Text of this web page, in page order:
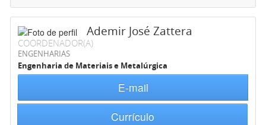
Ademir José Zattera
COORDENADOR(A)
ENGENHARIAS
Engenharia de Materiais e Metalúrgica
E-mail
Currículo